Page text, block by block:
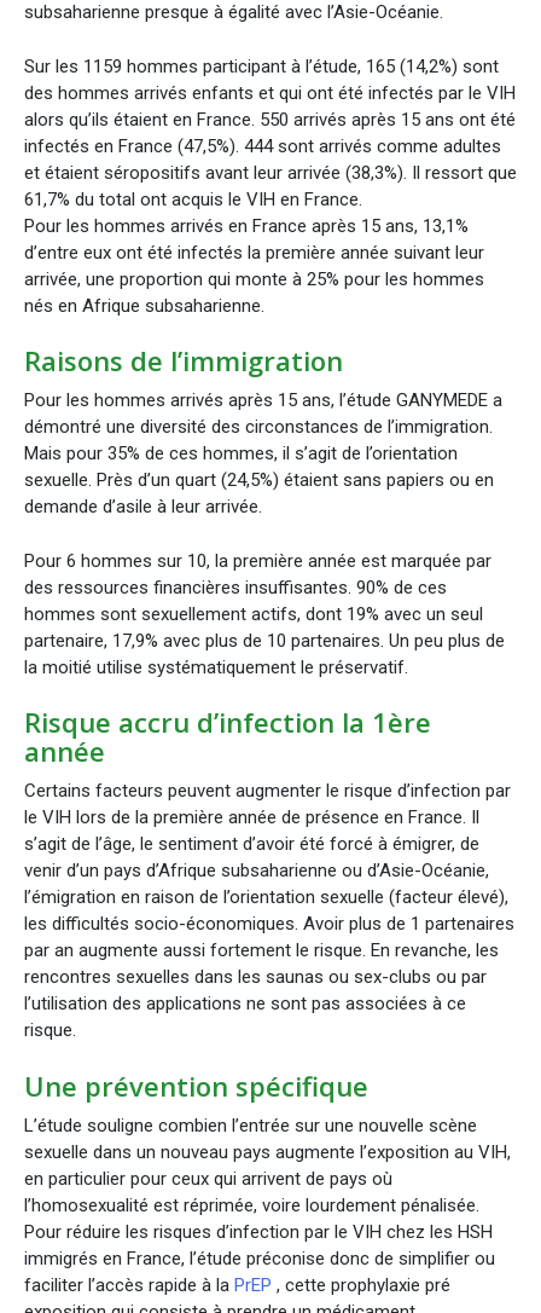
subsaharienne presque à égalité avec l’Asie-Océanie.
Sur les 1159 hommes participant à l’étude, 165 (14,2%) sont
des hommes arrivés enfants et qui ont été infectés par le VIH
alors qu’ils étaient en France. 550 arrivés après 15 ans ont été
infectés en France (47,5%). 444 sont arrivés comme adultes
et étaient séropositifs avant leur arrivée (38,3%). Il ressort que
61,7% du total ont acquis le VIH en France.
Pour les hommes arrivés en France après 15 ans, 13,1%
d’entre eux ont été infectés la première année suivant leur
arrivée, une proportion qui monte à 25% pour les hommes
nés en Afrique subsaharienne.
Raisons de l’immigration
Pour les hommes arrivés après 15 ans, l’étude GANYMEDE a
démontré une diversité des circonstances de l’immigration.
Mais pour 35% de ces hommes, il s’agit de l’orientation
sexuelle. Près d’un quart (24,5%) étaient sans papiers ou en
demande d’asile à leur arrivée.
Pour 6 hommes sur 10, la première année est marquée par
des ressources financières insuffisantes. 90% de ces
hommes sont sexuellement actifs, dont 19% avec un seul
partenaire, 17,9% avec plus de 10 partenaires. Un peu plus de
la moitié utilise systématiquement le préservatif.
Risque accru d’infection la 1ère
année
Certains facteurs peuvent augmenter le risque d’infection par
le VIH lors de la première année de présence en France. Il
s’agit de l’âge, le sentiment d’avoir été forcé à émigrer, de
venir d’un pays d’Afrique subsaharienne ou d’Asie-Océanie,
l’émigration en raison de l’orientation sexuelle (facteur élevé),
les difficultés socio-économiques. Avoir plus de 1 partenaires
par an augmente aussi fortement le risque. En revanche, les
rencontres sexuelles dans les saunas ou sex-clubs ou par
l’utilisation des applications ne sont pas associées à ce
risque.
Une prévention spécifique
L’étude souligne combien l’entrée sur une nouvelle scène
sexuelle dans un nouveau pays augmente l’exposition au VIH,
en particulier pour ceux qui arrivent de pays où
l’homosexualité est réprimée, voire lourdement pénalisée.
Pour réduire les risques d’infection par le VIH chez les HSH
immigrés en France, l’étude préconise donc de simplifier ou
faciliter l’accès rapide à la PrEP , cette prophylaxie pré